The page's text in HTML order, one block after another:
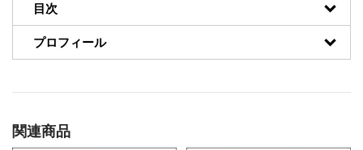
目次
プロフィール
関連商品